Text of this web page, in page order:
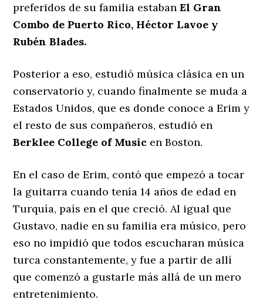
preferidos de su familia estabanEl Gran
Combo de Puerto Rico, Héctor Lavoe y
Rubén Blades.
Posterior a eso, estudió música clásica en un
conservatorio y, cuando finalmente se muda a
Estados Unidos, que es donde conoce a Erim y
el resto de sus compañeros, estudió en
Berklee College of Music en Boston.
En el caso de Erim, contó que empezó a tocar
la guitarra cuando tenía 14 años de edad en
Turquía, país en el que creció. Al igual que
Gustavo, nadie en su familia era músico, pero
eso no impidió que todos escucharan música
turca constantemente, y fue a partir de allí
que comenzó a gustarle más allá de un mero
entretenimiento.